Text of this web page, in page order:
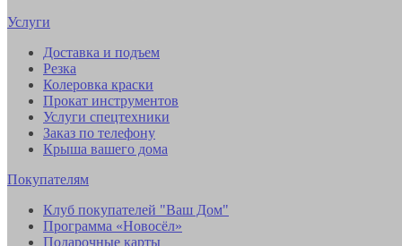
Услуги
Доставка и подъем
Резка
Колеровка краски
Прокат инструментов
Услуги спецтехники
Заказ по телефону
Крыша вашего дома
Покупателям
Клуб покупателей "Ваш Дом"
Программа «Новосёл»
Подарочные карты